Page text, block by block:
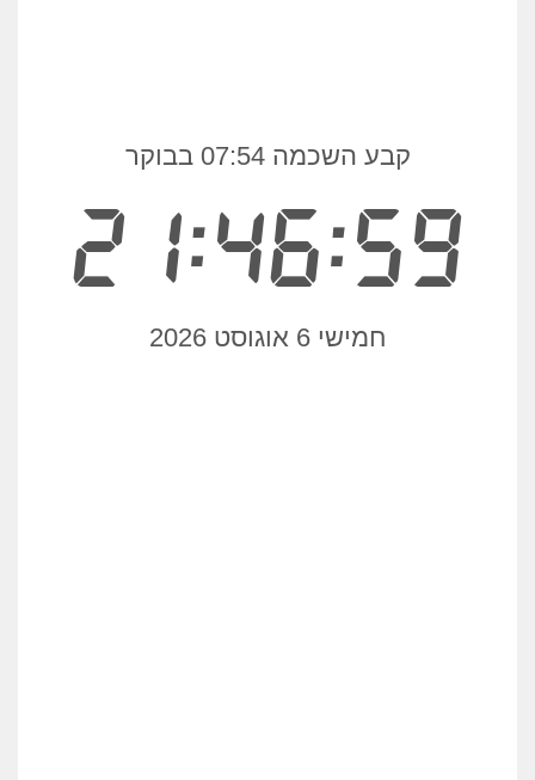
21:46:59
קבע השכמה 07:54 בבוקר
חמישי 6 אוגוסט 2026